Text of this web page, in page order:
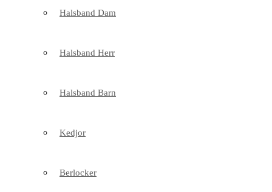
Halsband Dam
Halsband Herr
Halsband Barn
Kedjor
Berlocker